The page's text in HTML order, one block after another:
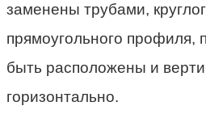
заменены трубами,
прямоугольного профиля,
быть расположены и
горизонтально.